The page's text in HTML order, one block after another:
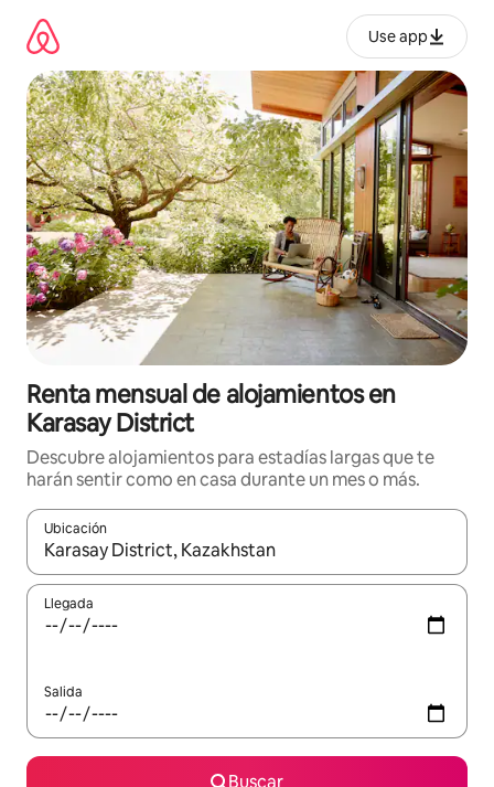
contenido
Use app
Renta mensual de alojamientos en
Karasay District
Descubre alojamientos para estadías largas que te
harán sentir como en casa durante un mes o más.
Ubicación
Cuando los resultados estén disponibles, navega con las
Llegada
Salida
Buscar